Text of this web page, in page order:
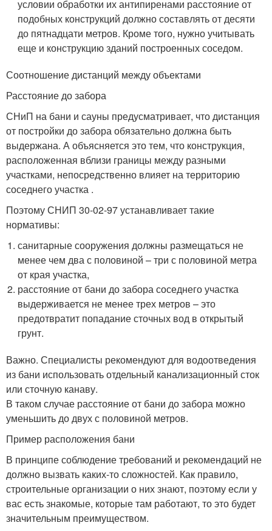
условии обработки их антипиренами расстояние от
подобных конструкций должно составлять от десяти
до пятнадцати метров. Кроме того, нужно учитывать
еще и конструкцию зданий построенных соседом.
Соотношение дистанций между объектами
Расстояние до забора
СНиП на бани и сауны предусматривает, что дистанция
от постройки до забора обязательно должна быть
выдержана. А объясняется это тем, что конструкция,
расположенная вблизи границы между разными
участками, непосредственно влияет на территорию
соседнего участка .
Поэтому СНИП 30-02-97 устанавливает такие
нормативы:
санитарные сооружения должны размещаться не
менее чем два с половиной – три с половиной метра
от края участка,
расстояние от бани до забора соседнего участка
выдерживается не менее трех метров – это
предотвратит попадание сточных вод в открытый
грунт.
Важно. Специалисты рекомендуют для водоотведения
из бани использовать отдельный канализационный сток
или сточную канаву.
В таком случае расстояние от бани до забора можно
уменьшить до двух с половиной метров.
Пример расположения бани
В принципе соблюдение требований и рекомендаций не
должно вызвать каких-то сложностей. Как правило,
строительные организации о них знают, поэтому если у
вас есть знакомые, которые там работают, то это будет
значительным преимуществом.